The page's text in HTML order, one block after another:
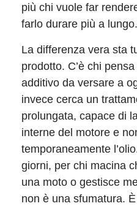
più chi vuole far
farlo durare più a lungo.
La differenza vera sta
prodotto. C’è chi
additivo da versare a
invece cerca un
prolungata, capace di
interne del motore e
temporaneamente
giorni, per chi macina
una moto o gestisce
non è una sfumatura.